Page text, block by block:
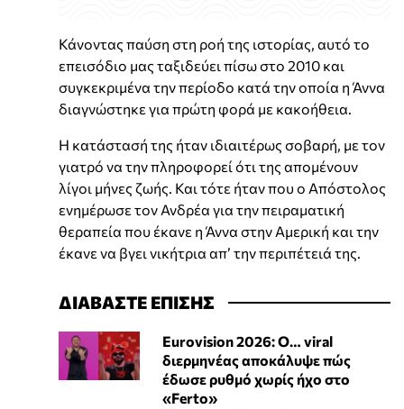
Κάνοντας παύση στη ροή της ιστορίας, αυτό το
επεισόδιο μας ταξιδεύει πίσω στο 2010 και
συγκεκριμένα την περίοδο κατά την οποία η Άννα
διαγνώστηκε για πρώτη φορά με κακοήθεια.
Η κατάστασή της ήταν ιδιαιτέρως σοβαρή, με τον
γιατρό να την πληροφορεί ότι της απομένουν
λίγοι μήνες ζωής. Και τότε ήταν που ο Απόστολος
ενημέρωσε τον Ανδρέα για την πειραματική
θεραπεία που έκανε η Άννα στην Αμερική και την
έκανε να βγει νικήτρια απ’ την περιπέτειά της.
ΔΙΑΒΑΣΤΕ ΕΠΙΣΗΣ
Eurovision 2026: Ο… viral
διερμηνέας αποκάλυψε πώς
έδωσε ρυθμό χωρίς ήχο στο
«Ferto»